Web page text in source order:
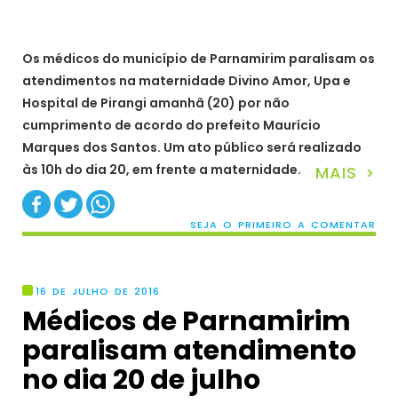
Os médicos do município de Parnamirim paralisam os
atendimentos na maternidade Divino Amor, Upa e
Hospital de Pirangi amanhã (20) por não
cumprimento de acordo do prefeito Maurício
Marques dos Santos. Um ato público será realizado
às 10h do dia 20, em frente a maternidade.
MAIS >
SEJA O PRIMEIRO A COMENTAR
16 DE JULHO DE 2016
Médicos de Parnamirim
paralisam atendimento
no dia 20 de julho